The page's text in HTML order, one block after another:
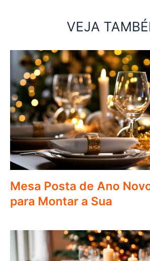
VEJA
Mesa Posta de Ano
para Montar a Sua